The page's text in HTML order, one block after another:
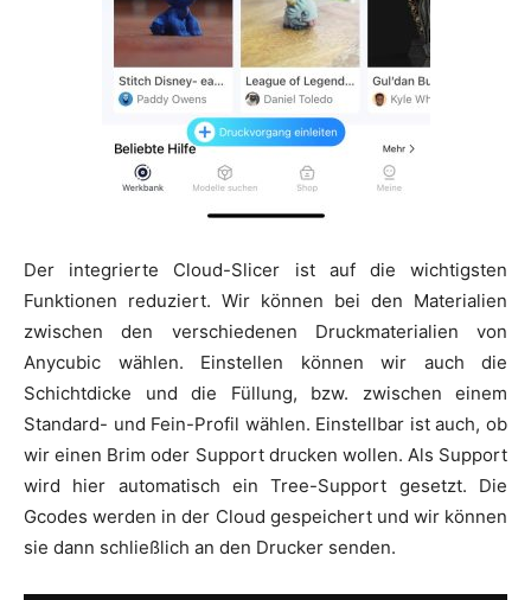
Der integrierte Cloud-Slicer ist auf die wichtigsten
Funktionen reduziert. Wir können bei den Materialien
zwischen den verschiedenen Druckmaterialien von
Anycubic wählen. Einstellen können wir auch die
Schichtdicke und die Füllung, bzw. zwischen einem
Standard- und Fein-Profil wählen. Einstellbar ist auch, ob
wir einen Brim oder Support drucken wollen. Als Support
wird hier automatisch ein Tree-Support gesetzt. Die
Gcodes werden in der Cloud gespeichert und wir können
sie dann schließlich an den Drucker senden.